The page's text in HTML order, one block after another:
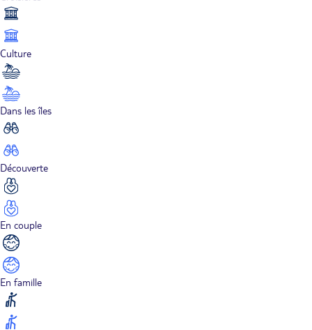
Culture
Dans les îles
Découverte
En couple
En famille